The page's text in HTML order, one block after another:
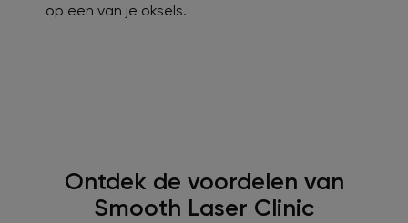
op een van je oksels.
Ontdek de voordelen van
Smooth Laser Clinic